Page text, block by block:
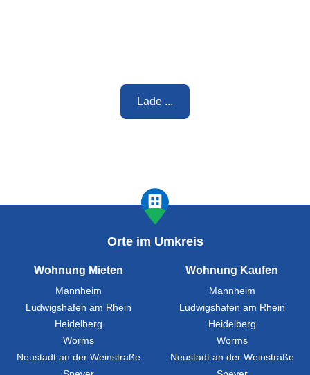
Lade ...
Orte im Umkreis
Wohnung Mieten
Mannheim
Ludwigshafen am Rhein
Heidelberg
Worms
Neustadt an der Weinstraße
Wohnung Kaufen
Mannheim
Ludwigshafen am Rhein
Heidelberg
Worms
Neustadt an der Weinstraße